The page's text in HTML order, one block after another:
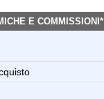
E COMMISSIONI*